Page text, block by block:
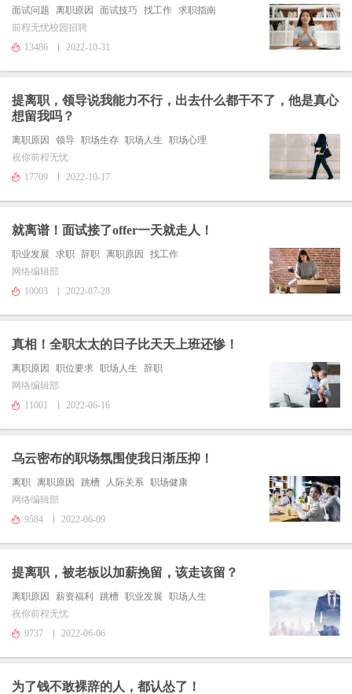
面试问题 离职原因 面试技巧 找工作 求职指南
前程无忧校园招聘
13486
2022-10-31
提离职，领导说我能力不行，出去什么都干不了，他是真心
想留我吗？
离职原因 领导 职场生存 职场人生
职场心理
祝你前程无忧
17709
2022-10-17
就离谱！面试接了offer一天就走人！
职业发展 求职 辞职 离职原因
找工作
网络编辑部
10003
2022-07-28
真相！全职太太的日子比天天上班还惨！
离职原因 职位要求 职场人生
辞职
网络编辑部
11001
2022-06-16
乌云密布的职场氛围使我日渐压抑！
离职 离职原因 跳槽 人际关系 职场健康
网络编辑部
9584
2022-06-09
提离职，被老板以加薪挽留，该走该留？
离职原因 薪资福利 跳槽 职业发展
职场人生
祝你前程无忧
9737
2022-06-06
为了钱不敢裸辞的人，都认怂了！